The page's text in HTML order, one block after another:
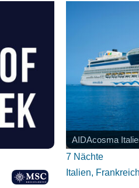
AIDAcosma
7 Nächte
Italien,